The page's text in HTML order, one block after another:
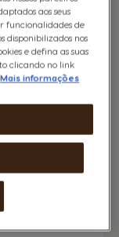
de pingos e
aos seus
funcionalidades de
disponibilizados nos
e defina as suas
clicando no link
Mais informações